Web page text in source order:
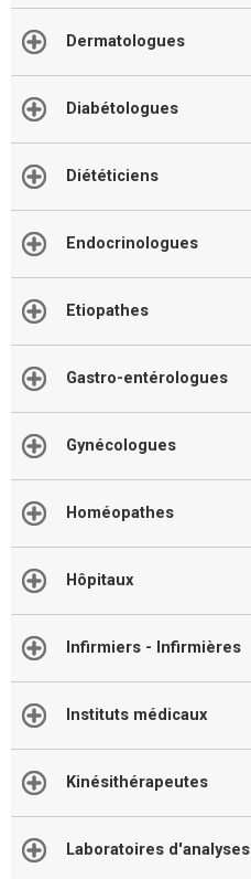
Dermatologues
Diabétologues
Diététiciens
Endocrinologues
Etiopathes
Gastro-entérologues
Gynécologues
Homéopathes
Hôpitaux
Infirmiers - Infirmières
Instituts médicaux
Kinésithérapeutes
Laboratoires d'analyses